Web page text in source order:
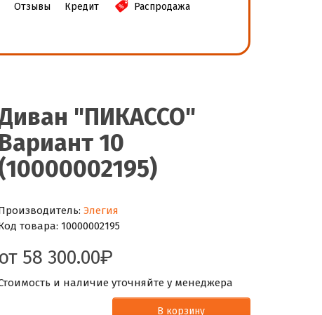
Отзывы Кредит Распродажа
"ПИКАССО"
Вариант 10
Элегия
товара: 10000002195
от 58 300.00
и наличие уточняйте у менеджера
В корзину